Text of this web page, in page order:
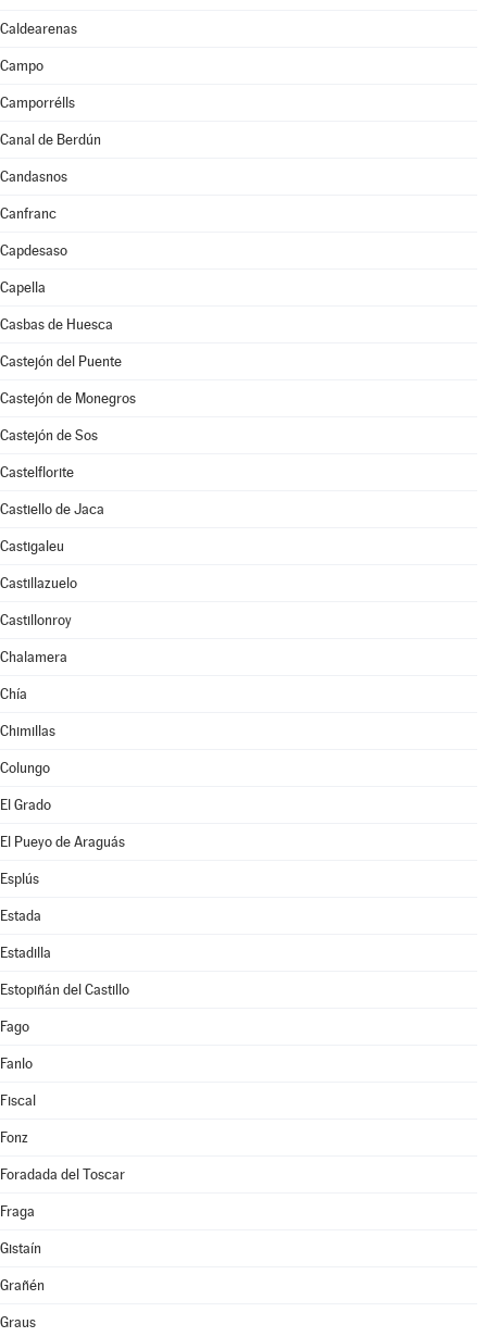
Caldearenas
Campo
Camporrélls
Canal de Berdún
Candasnos
Canfranc
Capdesaso
Capella
Casbas de Huesca
Castejón del Puente
Castejón de Monegros
Castejón de Sos
Castelflorite
Castiello de Jaca
Castigaleu
Castillazuelo
Castillonroy
Chalamera
Chía
Chimillas
Colungo
El Grado
El Pueyo de Araguás
Esplús
Estada
Estadilla
Estopiñán del Castillo
Fago
Fanlo
Fiscal
Fonz
Foradada del Toscar
Fraga
Gistaín
Grañén
Graus